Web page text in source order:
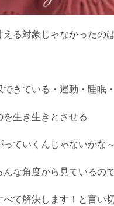
る対象じゃなかったの
きている・運動・睡眠
生き生きとさせる
ていくんじゃないかな
な角度から見ているの
べて解決します！と言い